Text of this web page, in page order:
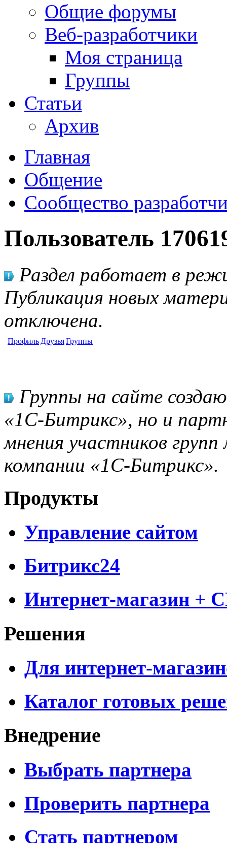
Общие форумы
Веб-разработчики
Моя страница
Группы
Статьи
Архив
Главная
Общение
Сообщество
Пользователь
Раздел работает в
Публикация новых
отключена.
Профиль ДрузьяГруппы
Группы на сайте
«1С-Битрикс», но и
мнения участников
компании «1С-Битрикс».
Продукты
Управление сайтом
Битрикс24
Интернет-магазин +
Решения
Для интернет-
Каталог готовых
Внедрение
Выбрать партнера
Проверить партнера
Стать партнером